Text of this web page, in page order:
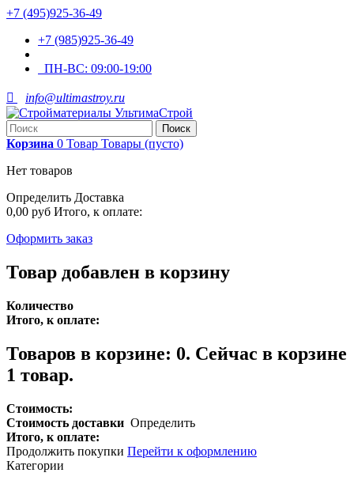
+7 (495)925-36-49
+7 (985)925-36-49
ПН-ВС: 09:00-19:00
 info@ultimastroy.ru
Поиск
Корзина 0 Товар Товары (пусто)
Нет товаров
Определить Доставка
0,00 руб Итого, к оплате:
Оформить заказ
Товар добавлен в корзину
Количество
Итого, к оплате:
Товаров в корзине: 0. Сейчас в корзине
1 товар.
Стоимость:
Стоимость доставки Определить
Итого, к оплате:
Продолжить покупки Перейти к оформлению
Категории